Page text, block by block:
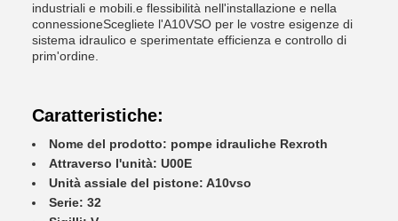
industriali e mobili.e flessibilità nell'installazione e nella
connessioneScegliete l'A10VSO per le vostre esigenze di
sistema idraulico e sperimentate efficienza e controllo di
prim'ordine.
Caratteristiche:
Nome del prodotto: pompe idrauliche Rexroth
Attraverso l'unità: U00E
Unità assiale del pistone: A10vso
Serie: 32